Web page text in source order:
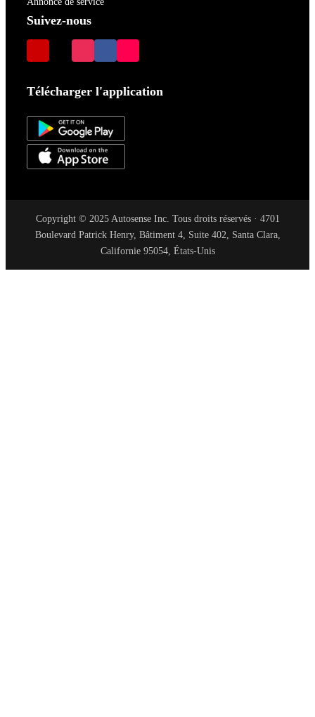
Suivez-nous
Télécharger l'application
Copyright © 2025 Autosense Inc. Tous droits réservés · 4701
Boulevard Patrick Henry, Bâtiment 4, Suite 402, Santa Clara,
Californie 95054, États-Unis